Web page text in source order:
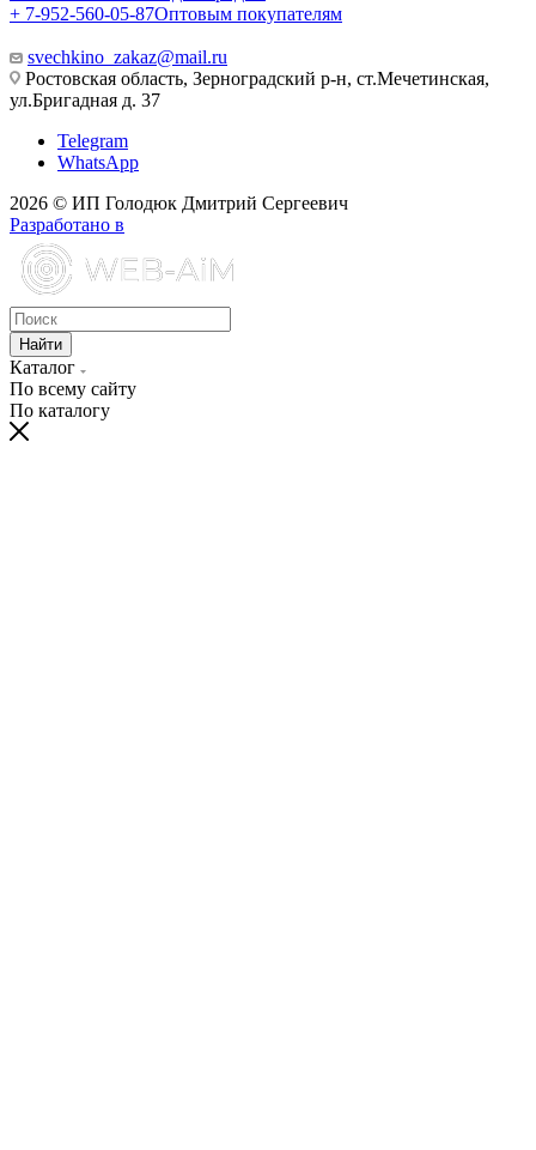
+ 7-952-560-05-87Оптовым покупателям
svechkino_zakaz@mail.ru
Ростовская область, Зерноградский р-н, ст.Мечетинская,
ул.Бригадная д. 37
Telegram
WhatsApp
2026 © ИП Голодюк Дмитрий Сергеевич
Разработано в
Найти
Каталог
По всему сайту
По каталогу